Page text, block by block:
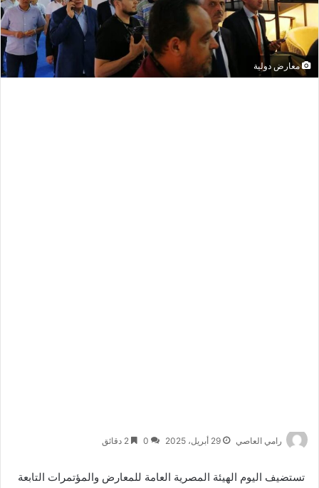
معارض دولية
رامي العاصي 29 أبريل، 2025 0
تستضيف اليوم الهيئة المصرية العامة للمعارض والمؤتمرات التابعة